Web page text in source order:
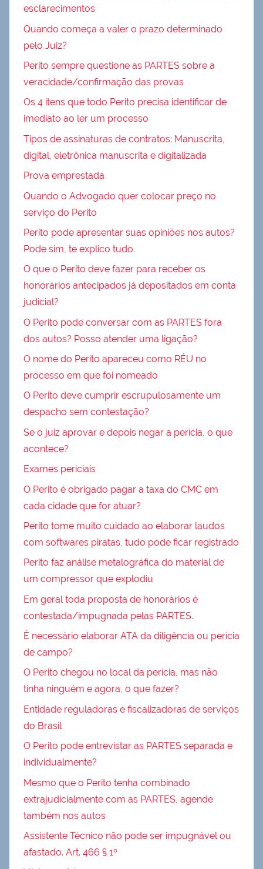
esclarecimentos
Quando começa a valer o prazo determinado
pelo Juiz?
Perito sempre questione as PARTES sobre a
veracidade/confirmação das provas
Os 4 itens que todo Perito precisa identificar de
imediato ao ler um processo
Tipos de assinaturas de contratos: Manuscrita,
digital, eletrônica manuscrita e digitalizada
Prova emprestada
Quando o Advogado quer colocar preço no
serviço do Perito
Perito pode apresentar suas opiniões nos autos?
Pode sim, te explico tudo.
O que o Perito deve fazer para receber os
honorários antecipados já depositados em conta
judicial?
O Perito pode conversar com as PARTES fora
dos autos? Posso atender uma ligação?
O nome do Perito apareceu como RÉU no
processo em que foi nomeado
O Perito deve cumprir escrupulosamente um
despacho sem contestação?
Se o juiz aprovar e depois negar a perícia, o que
acontece?
Exames periciais
O Perito é obrigado pagar a taxa do CMC em
cada cidade que for atuar?
Perito tome muito cuidado ao elaborar laudos
com softwares piratas, tudo pode ficar registrado
Perito faz análise metalográfica do material de
um compressor que explodiu
Em geral toda proposta de honorários é
contestada/impugnada pelas PARTES.
É necessário elaborar ATA da diligência ou perícia
de campo?
O Perito chegou no local da perícia, mas não
tinha ninguém e agora, o que fazer?
Entidade reguladoras e fiscalizadoras de serviços
do Brasil
O Perito pode entrevistar as PARTES separada e
individualmente?
Mesmo que o Perito tenha combinado
extrajudicialmente com as PARTES, agende
também nos autos
Assistente Técnico não pode ser impugnável ou
afastado. Art. 466 § 1º